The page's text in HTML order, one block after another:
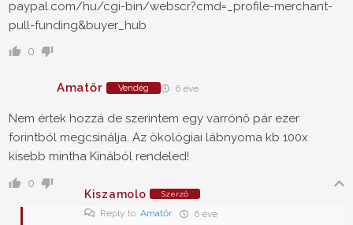
paypal.com/hu/cgi-bin/webscr?cmd=_profile-merchant-
pull-funding&buyer_hub
0
Amatőr Vendég 6 éve
Nem értek hozzá de szerintem egy varrónő pár ezer
forintból megcsinálja. Az ökológiai lábnyoma kb 100x
kisebb mintha Kínából rendeled!
0
Kiszamolo
Szerző
Reply to Amatőr 6 éve